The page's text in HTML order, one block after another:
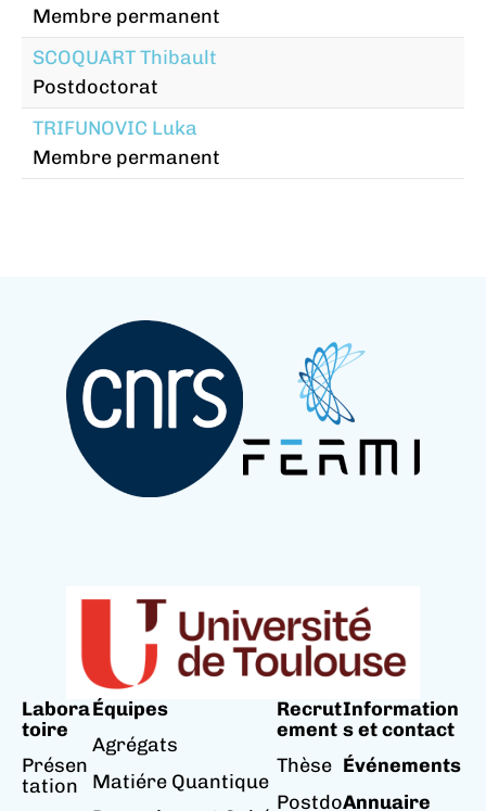
Membre permanent
SCOQUART Thibault
Postdoctorat
TRIFUNOVIC Luka
Membre permanent
Labora
toire
Présen
tation
Équipes
Agrégats
Matiére Quantique
Recrut
ement
Thèse
Postdo
Information
s et contact
Événements
Annuaire